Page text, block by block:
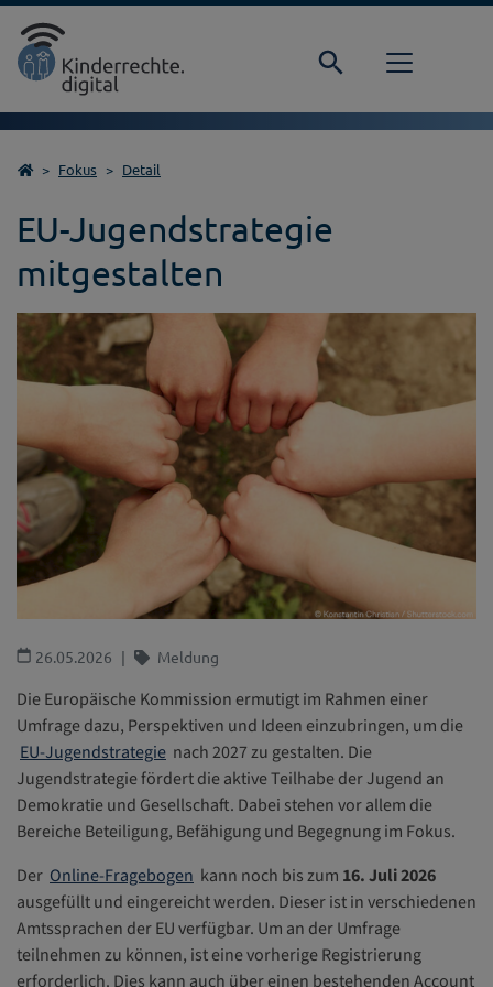
Direkt zur Hauptnavigation springen
Direkt zum Inhalt springen
Startseite
Fokus Detail
EU-Jugendstrategie
mitgestalten
26.05.2026 Meldung
Die Europäische Kommission ermutigt im Rahmen einer
Umfrage dazu, Perspektiven und Ideen einzubringen, um die
EU-Jugendstrategie nach 2027 zu gestalten. Die
Jugendstrategie fördert die aktive Teilhabe der Jugend an
Demokratie und Gesellschaft. Dabei stehen vor allem die
Bereiche Beteiligung, Befähigung und Begegnung im Fokus.
Der Online-Fragebogen kann noch bis zum 16. Juli 2026
ausgefüllt und eingereicht werden. Dieser ist in verschiedenen
Amtssprachen der EU verfügbar. Um an der Umfrage
teilnehmen zu können, ist eine vorherige Registrierung
erforderlich. Dies kann auch über einen bestehenden Account